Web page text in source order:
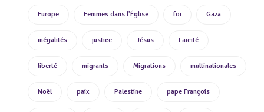
Europe Femmes dans l'Église foi Gaza
inégalités justice Jésus Laïcité
liberté migrants Migrations multinationales
Noël paix Palestine pape François